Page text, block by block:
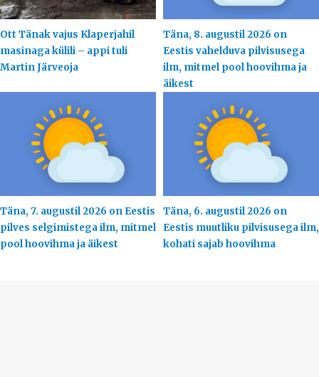
Ott Tänak vajus Klaperjahil
masinaga külili – appi tuli
Martin Järveoja
Täna, 8. augustil 2026 on
Eestis vahelduva pilvisusega
ilm, mitmel pool hoovihma ja
äikest
Täna, 7. augustil 2026 on Eestis
pilves selgimistega ilm, mitmel
pool hoovihma ja äikest
Täna, 6. augustil 2026 on
Eestis muutliku pilvisusega ilm,
kohati sajab hoovihma